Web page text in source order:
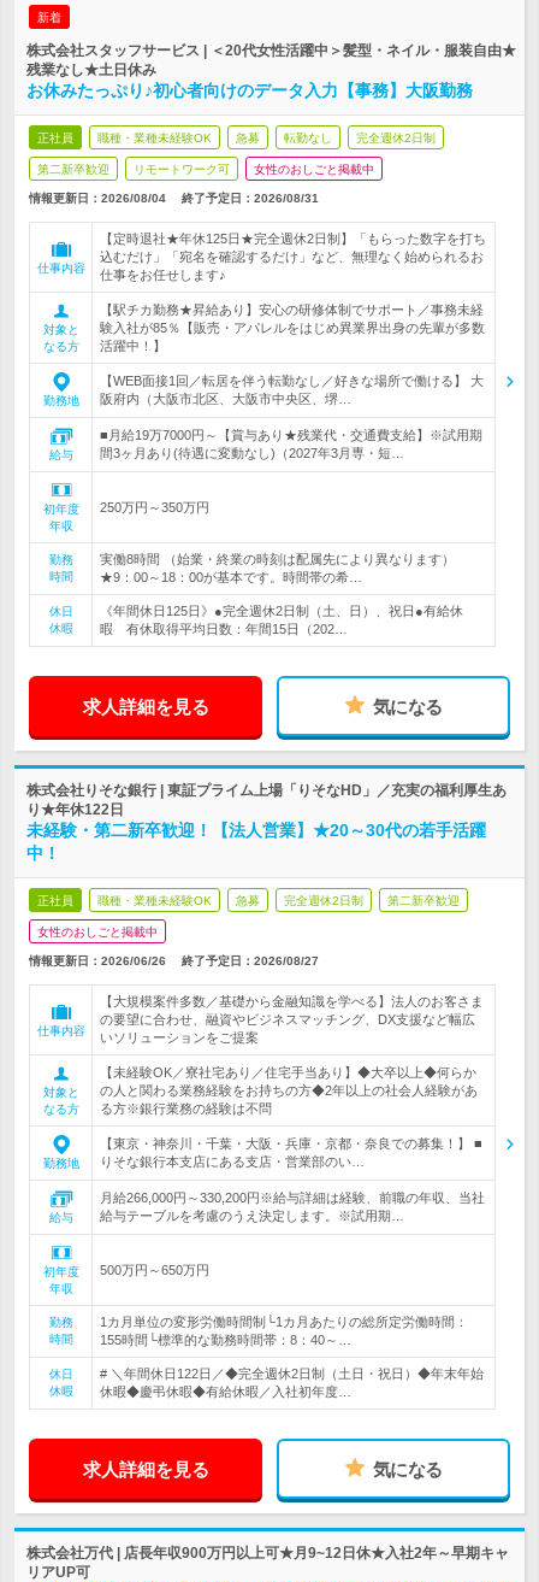
新着
株式会社スタッフサービス | ＜20代女性活躍中＞髪型・ネイル・服装自由★
残業なし★土日休み
お休みたっぷり♪初心者向けのデータ入力【事務】大阪勤務
正社員 職種・業種未経験OK 急募 転勤なし 完全週休2日制
第二新卒歓迎 リモートワーク可 女性のおしごと掲載中
情報更新日：2026/08/04 終了予定日： 2026/08/31
仕事内容
【定時退社★年休125日★完全週休2日制】「もらった数字を打ち
込むだけ」「宛名を確認するだけ」など、無理なく始められるお
仕事をお任せします♪
対象と
なる方
【駅チカ勤務★昇給あり】安心の研修体制でサポート／事務未経
験入社が85％【販売・アパレルをはじめ異業界出身の先輩が多数
活躍中！】
勤務地
【WEB面接1回／転居を伴う転勤なし／好きな場所で働ける】 大
阪府内（大阪市北区、大阪市中央区、堺…
給与
■月給19万7000円～【賞与あり★残業代・交通費支給】※試用期
間3ヶ月あり(待遇に変動なし)（2027年3月専・短…
初年度
年収
250万円～350万円
勤務
時間
実働8時間 （始業・終業の時刻は配属先により異なります）
★9：00～18：00が基本です。時間帯の希…
休日
休暇
《年間休日125日》●完全週休2日制（土、日）、祝日●有給休
暇 有休取得平均日数：年間15日（202…
求人詳細を見る 気になる
株式会社りそな銀行 | 東証プライム上場「りそなHD」／充実の福利厚生あ
り★年休122日
未経験・第二新卒歓迎！【法人営業】★20～30代の若手活躍
中！
正社員 職種・業種未経験OK 急募 完全週休2日制 第二新卒歓迎
女性のおしごと掲載中
情報更新日：2026/06/26 終了予定日： 2026/08/27
仕事内容
【大規模案件多数／基礎から金融知識を学べる】法人のお客さま
の要望に合わせ、融資やビジネスマッチング、DX支援など幅広
いソリューションをご提案
対象と
なる方
【未経験OK／寮社宅あり／住宅手当あり】◆大卒以上◆何らか
の人と関わる業務経験をお持ちの方◆2年以上の社会人経験があ
る方※銀行業務の経験は不問
勤務地
【東京・神奈川・千葉・大阪・兵庫・京都・奈良での募集！】 ■
りそな銀行本支店にある支店・営業部のい…
給与
月給266,000円～330,200円※給与詳細は経験、前職の年収、当社
給与テーブルを考慮のうえ決定します。※試用期…
初年度
年収
500万円～650万円
勤務
時間
1カ月単位の変形労働時間制└1カ月あたりの総所定労働時間：
155時間└標準的な勤務時間帯：8：40～…
休日
休暇
# ＼年間休日122日／◆完全週休2日制（土日・祝日）◆年末年始
休暇◆慶弔休暇◆有給休暇／入社初年度…
求人詳細を見る 気になる
株式会社万代 | 店長年収900万円以上可★月9~12日休★入社2年～早期キャ
リアUP可